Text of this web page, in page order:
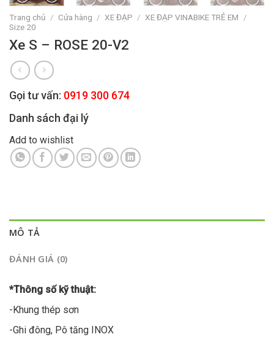
Trang chủ / Cửa hàng / XE ĐẠP / XE ĐẠP VINABIKE TRẺ EM
/
Size 20
Xe S – ROSE 20-V2
Gọi tư vấn: 0919 300 674
Danh sách đại lý
Add to wishlist
MÔ TẢ
ĐÁNH GIÁ (0)
*Thông số kỹ thuật:
-Khung thép sơn
-Ghi đông, Pô tăng INOX